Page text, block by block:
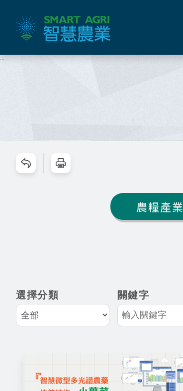
容
:::
跳過此工具列請按[Enter]，繼續則按[Tab]
農糧產業
選擇分類 關鍵字